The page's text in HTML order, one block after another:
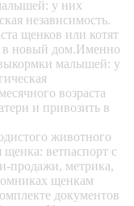
у них
независимость.
щенков или котят
в новый дом.Именно
выкормки малышей: у
возраста
и привозить в
животного
ветпаспорт с
продажи, метрика,
щенкам
документов